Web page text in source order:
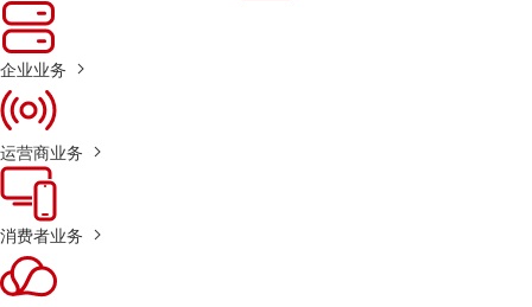
企业业务
运营商业务
消费者业务